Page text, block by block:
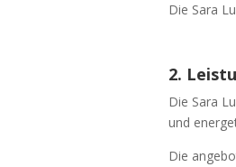
Die Sara
2.
Die Sara
und
Die